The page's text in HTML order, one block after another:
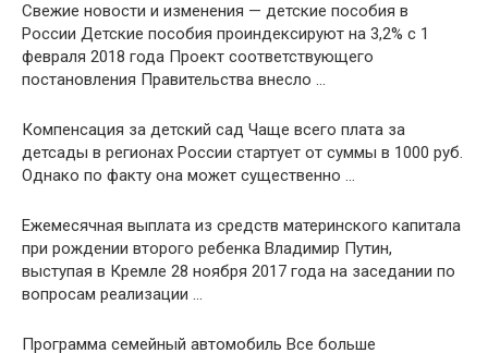
Свежие новости и изменения — детские пособия в
России Детские пособия проиндексируют на 3,2% с 1
февраля 2018 года Проект соответствующего
постановления Правительства внесло …
Компенсация за детский сад Чаще всего плата за
детсады в регионах России стартует от суммы в 1000 руб.
Однако по факту она может существенно …
Ежемесячная выплата из средств материнского капитала
при рождении второго ребенка Владимир Путин,
выступая в Кремле 28 ноября 2017 года на заседании по
вопросам реализации …
Программа семейный автомобиль Все больше